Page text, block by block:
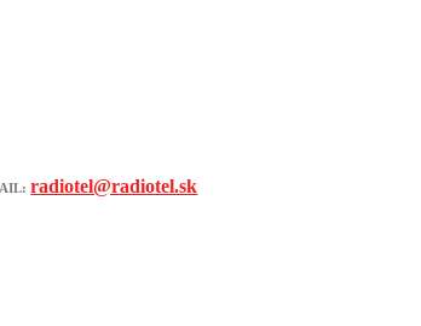
radiotel@radiotel.sk